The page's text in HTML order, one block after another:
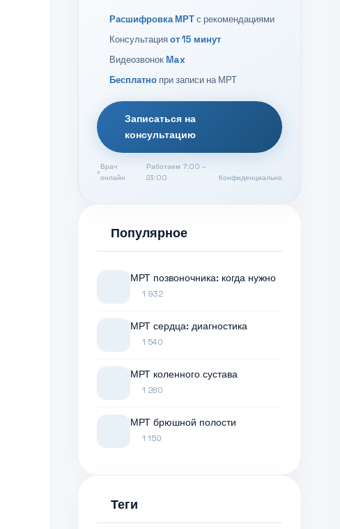
Расшифровка МРТс рекомендациями
Консультацияот 15 минут
Видеозвонок Max
Бесплатно при записи на МРТ
Записаться на
консультацию
Врач
онлайн
Работаем 7:00 –
23:00
Конфиденциально
Популярное
МРТ позвоночника: когда нужно
1 932
МРТ сердца: диагностика
1 540
МРТ коленного сустава
1 280
МРТ брюшной полости
1 150
Теги